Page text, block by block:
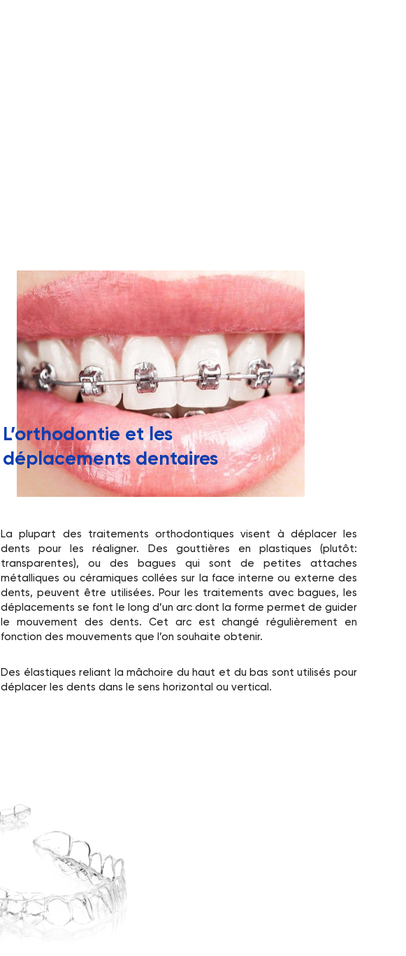
L’orthodontie et les
déplacements dentaires
La plupart des traitements orthodontiques visent à déplacer les
dents pour les réaligner. Des gouttières en plastiques (plutôt:
transparentes), ou des bagues qui sont de petites attaches
métalliques ou céramiques collées sur la face interne ou externe des
dents, peuvent être utilisées. Pour les traitements avec bagues, les
déplacements se font le long d’un arc dont la forme permet de guider
le mouvement des dents. Cet arc est changé régulièrement en
fonction des mouvements que l’on souhaite obtenir.
Des élastiques reliant la mâchoire du haut et du bas sont utilisés pour
déplacer les dents dans le sens horizontal ou vertical.